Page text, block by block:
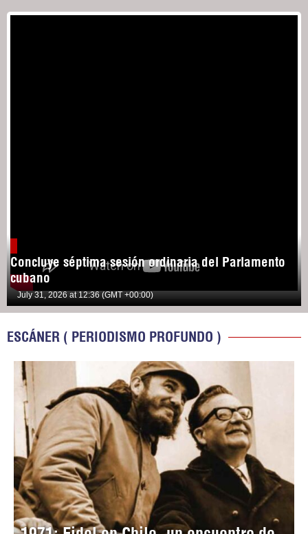
Concluye séptima sesión ordinaria del Parlamento
cubano
July 31, 2026 at 12:36 (GMT +00:00)
ESCÁNER ( PERIODISMO PROFUNDO )